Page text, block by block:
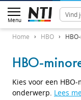
Menu
Home HBO
HBO-
Kies voor een
onderwerp. Lees